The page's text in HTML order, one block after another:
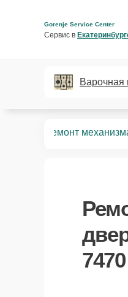
Gorenje Service Center
Сервис в
Варочная
Ремонт